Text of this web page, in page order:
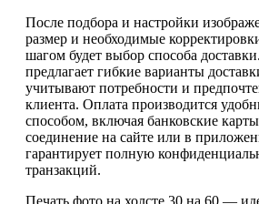
После подбора и настройки
размер и необходимые
шагом будет выбор способа
предлагает гибкие варианты
учитывают потребности и
клиента. Оплата производится
способом, включая банковские
соединение на сайте или в
гарантирует полную
транзакций.
Печать фото на холсте 30 на 60 —